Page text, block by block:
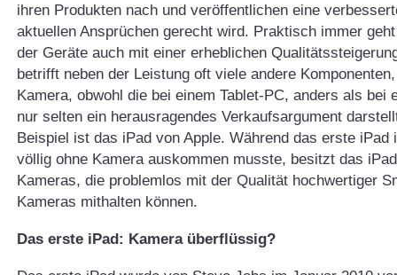
ihren Produkten nach und veröffentlichen eine
aktuellen Ansprüchen gerecht wird. Praktisch immer
der Geräte auch mit einer erheblichen
betrifft neben der Leistung oft viele andere
Kamera, obwohl die bei einem Tablet-PC, anders als bei
nur selten ein herausragendes Verkaufsargument
Beispiel ist das iPad von Apple. Während das erste iPad
völlig ohne Kamera auskommen musste, besitzt das
Kameras, die problemlos mit der Qualität hochwertiger
Kameras mithalten können.
Das erste iPad: Kamera überflüssig?